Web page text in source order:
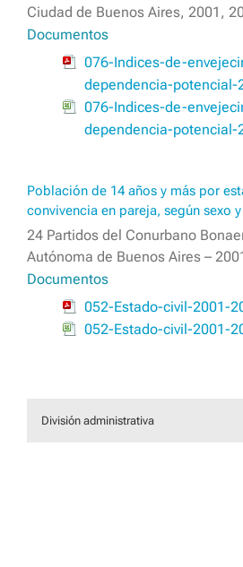
Ciudad de Buenos Aires, 2001,
Documentos
076-Indices-de-
dependencia-potencial-
076-Indices-de-
dependencia-potencial-
Población de 14 años y más por
convivencia en pareja, según sexo
24 Partidos del Conurbano
Autónoma de Buenos Aires –
Documentos
052-Estado-civil-2001-
052-Estado-civil-2001-
División administrativa